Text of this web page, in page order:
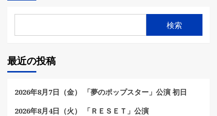
検索
最近の投稿
2026年8月7日（金） 「夢のポップスター」公演 初日
2026年8月4日（火） 「ＲＥＳＥＴ」公演